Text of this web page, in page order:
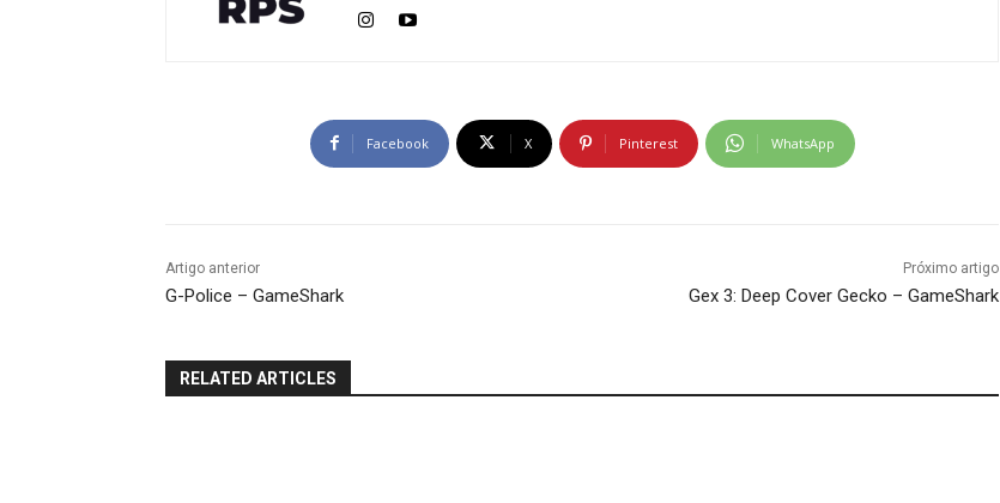
Facebook X Pinterest WhatsApp
Artigo anterior
G-Police – GameShark
Próximo artigo
Gex 3: Deep Cover Gecko – GameShark
RELATED ARTICLES